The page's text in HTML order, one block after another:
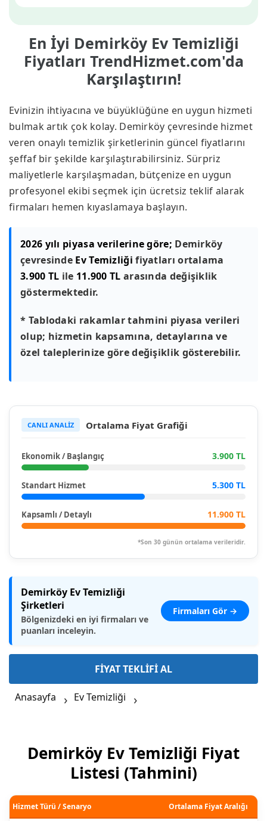
En İyi Demirköy Ev Temizliği
Fiyatları TrendHizmet.com'da
Karşılaştırın!
Evinizin ihtiyacına ve büyüklüğüne en uygun hizmeti
bulmak artık çok kolay. Demirköy çevresinde hizmet
veren onaylı temizlik şirketlerinin güncel fiyatlarını
şeffaf bir şekilde karşılaştırabilirsiniz. Sürpriz
maliyetlerle karşılaşmadan, bütçenize en uygun
profesyonel ekibi seçmek için ücretsiz teklif alarak
firmaları hemen kıyaslamaya başlayın.
2026 yılı piyasa verilerine göre; Demirköy
çevresinde Ev Temizliği fiyatları ortalama
3.900 TL ile 11.900 TL arasında değişiklik
göstermektedir.
* Tablodaki rakamlar tahmini piyasa verileri
olup; hizmetin kapsamına, detaylarına ve
özel taleplerinize göre değişiklik gösterebilir.
CANLI ANALİZ Ortalama Fiyat Grafiği
Ekonomik / Başlangıç 3.900 TL
Standart Hizmet 5.300 TL
Kapsamlı / Detaylı 11.900 TL
*Son 30 günün ortalama verileridir.
Demirköy Ev Temizliği
Şirketleri
Bölgenizdeki en iyi firmaları ve
puanları inceleyin.
Firmaları Gör →
FİYAT TEKLİFİ AL
Anasayfa Ev Temizliği
Demirköy Ev Temizliği Fiyat
Listesi (Tahmini)
Hizmet Türü / Senaryo Ortalama Fiyat Aralığı